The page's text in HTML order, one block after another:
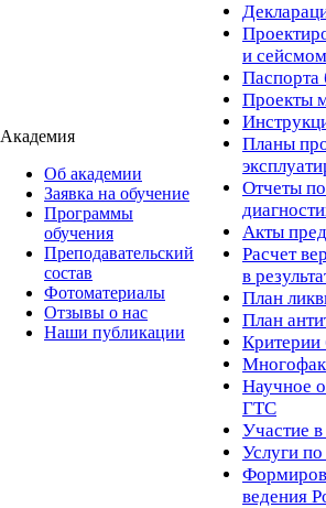
Академия
Об академии
Заявка на обучение
Программы
обучения
Преподавательский
состав
Фотоматериалы
Отзывы о нас
Наши публикации
и
Паспорта
Проекты
Планы
Отчеты по
Акты
Расчет
в
План
План
Критерии
Научное
ГТС
Участие
Услуги
ведения